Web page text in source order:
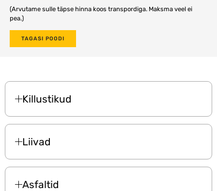
(Arvutame sulle täpse hinna koos transpordiga. Maksma veel ei
pea.)
TAGASI POODI
Killustikud
Liivad
Asfaltid